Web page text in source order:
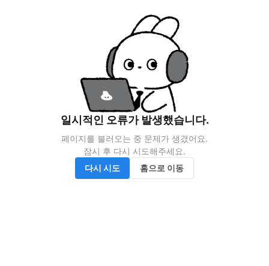
일시적인 오류가 발생했습니다.
페이지를 불러오는 중 문제가 생겼어요.
잠시 후 다시 시도해주세요.
다시 시도
홈으로 이동